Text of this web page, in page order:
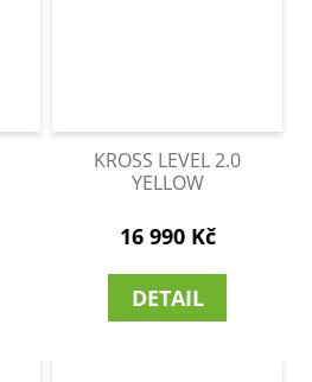
KROSS LEVEL 2.0
YELLOW
16 990 Kč
DETAIL